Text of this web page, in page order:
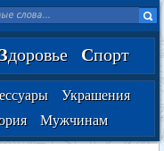
Здоровье Спорт
Украшения
Мужчинам